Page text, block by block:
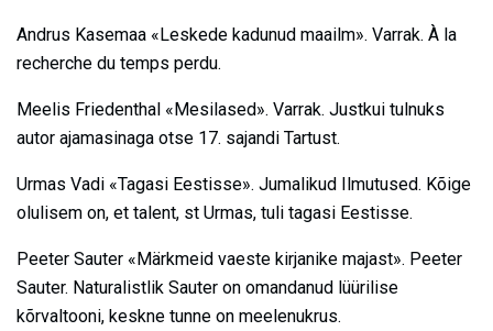
Andrus Kasemaa «Leskede kadunud maailm». Varrak. À la
recherche du temps perdu.
Meelis Friedenthal «Mesilased». Varrak. Justkui tulnuks
autor ajamasinaga otse 17. sajandi Tartust.
Urmas Vadi «Tagasi Eestisse». Jumalikud Ilmutused. Kõige
olulisem on, et talent, st Urmas, tuli tagasi Eestisse.
Peeter Sauter «Märkmeid vaeste kirjanike majast». Peeter
Sauter. Naturalistlik Sauter on omandanud lüürilise
kõrvaltooni, keskne tunne on meelenukrus.